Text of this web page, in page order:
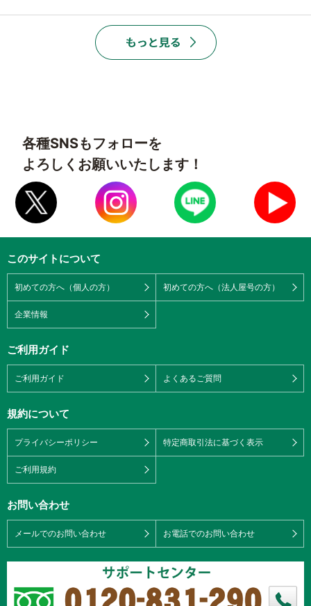
各種SNSもフォローを
よろしくお願いいたします！
このサイトについて
初めての方へ（個人の方） 初めての方へ（法人屋号の方）
企業情報
ご利用ガイド
ご利用ガイド よくあるご質問
規約について
プライバシーポリシー 特定商取引法に基づく表示
ご利用規約
お問い合わせ
メールでのお問い合わせ お電話でのお問い合わせ